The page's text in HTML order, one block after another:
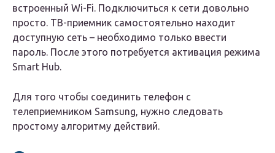
встроенный Wi-Fi. Подключиться к сети довольно
просто. ТВ-приемник самостоятельно находит
доступную сеть – необходимо только ввести
пароль. После этого потребуется активация режима
Smart Hub.
Для того чтобы соединить телефон с
телеприемником Samsung, нужно следовать
простому алгоритму действий.